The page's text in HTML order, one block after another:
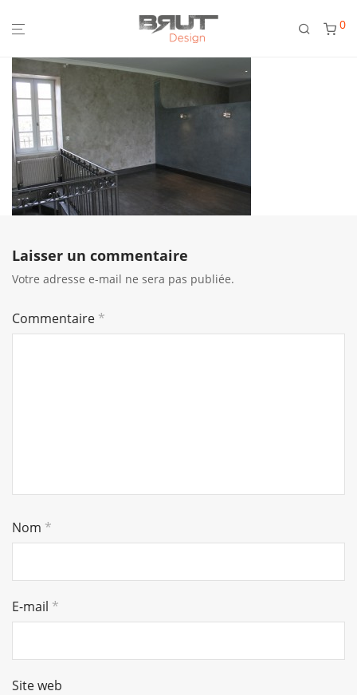
0
Laisser un commentaire
Votre adresse e-mail ne sera pas publiée.
Commentaire *
Nom *
E-mail *
Site web